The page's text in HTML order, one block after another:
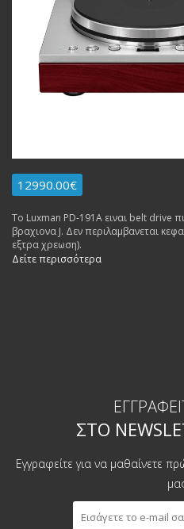
12990.00€
Το Luxman PD-191A ειναι belt drive
βραχιονα J. Δεν περιλαμβανεται
εξτρα χρεωση).
Δείτε περισσότερα
ΣΤΟ
Εγγραφείτε για να μαθαίνετε